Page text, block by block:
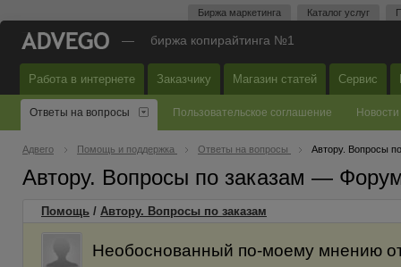
Биржа маркетинга Каталог услуг
— биржа копирайтинга №1
Работа в интернете Заказчику Магазин статей Сервис
Ответы на вопросы Пользовательское соглашение Новости
Адвего Помощь и поддержка Ответы на вопросы Автору. Вопросы
Автору. Вопросы по заказам —
Помощь / Автору. Вопросы по заказам
Необоснованный по-моему мнению